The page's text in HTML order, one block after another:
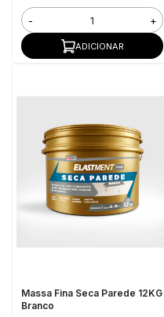
- +
ADICIONAR
Massa Fina Seca Parede 12KG
Branco